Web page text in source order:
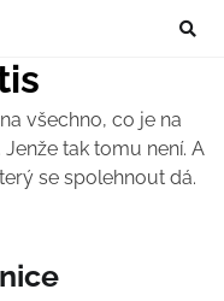
všechno, co je na
tak tomu není. A
se spolehnout dá.